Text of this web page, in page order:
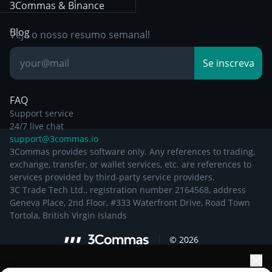
Day Trading
Breakout Trading
Documentation
3Commas & Binance
Blog
Base de
Conhecimento
FAQ
Veja o nosso resumo semanal!
Se inscreva
Support service
24/7 live chat
support@3commas.io
3Commas provides software only. Any references to trading,
exchange, transfer, or wallet services, etc. are references to
services provided by third-party service providers.
3C Trade Tech Ltd., registration number 2164568, address
Geneva Place, 2nd Floor, #333 Waterfront Drive, Road Town
Tortola, British Virgin Islands
© 2026